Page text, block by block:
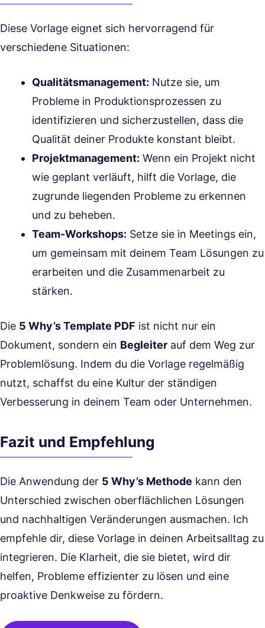
Diese Vorlage eignet sich hervorragend für
verschiedene Situationen:
Qualitätsmanagement: Nutze sie, um
Probleme in Produktionsprozessen zu
identifizieren und sicherzustellen, dass die
Qualität deiner Produkte konstant bleibt.
Projektmanagement: Wenn ein Projekt nicht
wie geplant verläuft, hilft die Vorlage, die
zugrunde liegenden Probleme zu erkennen
und zu beheben.
Team-Workshops: Setze sie in Meetings ein,
um gemeinsam mit deinem Team Lösungen zu
erarbeiten und die Zusammenarbeit zu
stärken.
Die 5 Why’s Template PDF ist nicht nur ein
Dokument, sondern ein Begleiter auf dem Weg zur
Problemlösung. Indem du die Vorlage regelmäßig
nutzt, schaffst du eine Kultur der ständigen
Verbesserung in deinem Team oder Unternehmen.
Fazit und Empfehlung
Die Anwendung der 5 Why’s Methode kann den
Unterschied zwischen oberflächlichen Lösungen
und nachhaltigen Veränderungen ausmachen. Ich
empfehle dir, diese Vorlage in deinen Arbeitsalltag zu
integrieren. Die Klarheit, die sie bietet, wird dir
helfen, Probleme effizienter zu lösen und eine
proaktive Denkweise zu fördern.